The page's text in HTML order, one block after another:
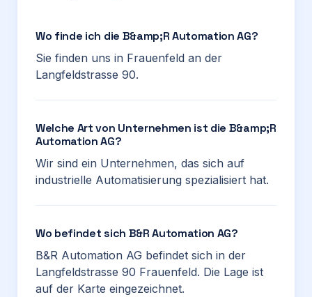
Wo finde ich die B&amp;R Automation AG?
Sie finden uns in Frauenfeld an der
Langfeldstrasse 90.
Welche Art von Unternehmen ist die B&amp;R
Automation AG?
Wir sind ein Unternehmen, das sich auf
industrielle Automatisierung spezialisiert hat.
Wo befindet sich B&R Automation AG?
B&R Automation AG befindet sich in der
Langfeldstrasse 90 Frauenfeld. Die Lage ist
auf der Karte eingezeichnet.